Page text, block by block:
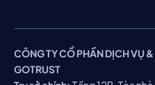
CÔNG TY CỔ PHẦN DỊCH VỤ
GOTRUST